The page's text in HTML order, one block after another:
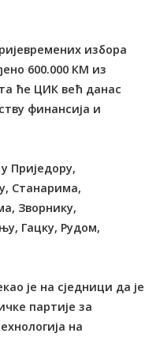
избора
600.000 КМ из
ће ЦИК већ данас
финансија и
Приједору,
Станарима,
Зворнику,
Гацку, Рудом,
је на сједници да је
партије за
на